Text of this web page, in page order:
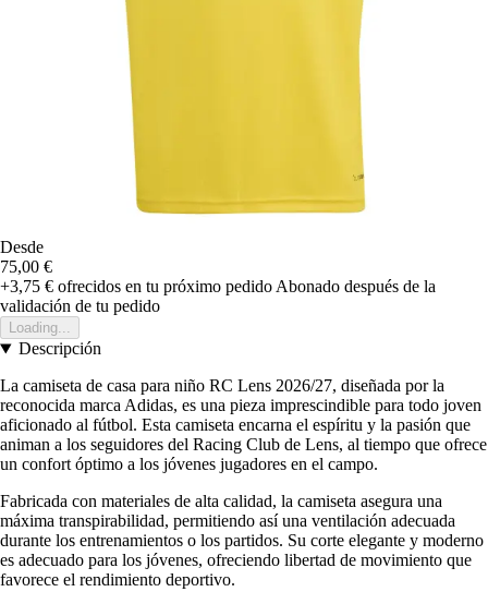
Desde
75,00 €
+3,75 € ofrecidos en tu próximo pedido Abonado después de la
validación de tu pedido
Loading...
Descripción
La camiseta de casa para niño RC Lens 2026/27, diseñada por la
reconocida marca Adidas, es una pieza imprescindible para todo joven
aficionado al fútbol. Esta camiseta encarna el espíritu y la pasión que
animan a los seguidores del Racing Club de Lens, al tiempo que ofrece
un confort óptimo a los jóvenes jugadores en el campo.
Fabricada con materiales de alta calidad, la camiseta asegura una
máxima transpirabilidad, permitiendo así una ventilación adecuada
durante los entrenamientos o los partidos. Su corte elegante y moderno
es adecuado para los jóvenes, ofreciendo libertad de movimiento que
favorece el rendimiento deportivo.